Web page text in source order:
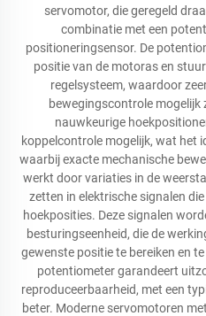
servomotor, die geregeld
combinatie met een
positioneringsensor. De
positie van de motoras en
regelsysteem, waardoor
bewegingscontrole mogelijk
nauwkeurige
koppelcontrole mogelijk, wat het
waarbij exacte mechanische
werkt door variaties in de
zetten in elektrische signalen
hoekposities. Deze signalen
besturingseenheid, die de
gewenste positie te bereiken en
potentiometer garandeert
reproduceerbaarheid, met een
beter. Moderne servomotoren